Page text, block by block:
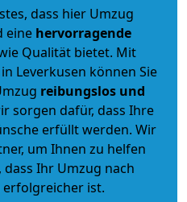
dass hier Umzug
eine hervorragende
Qualität bietet. Mit
Leverkusen können Sie
reibungslos und
sorgen dafür, dass Ihre
erfüllt werden. Wir
um Ihnen zu helfen
Ihr Umzug nach
ist.